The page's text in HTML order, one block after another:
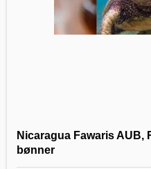
Nicaragua Fawaris AUB,
bønner